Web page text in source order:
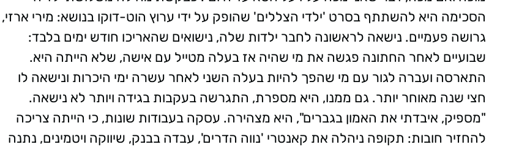
הסכימה היא להשתתף בסרט 'ילדי הצללים' שהופק על ידי ערוץ הוט-דוקו בנושא: מירי ארזי,
גרושה פעמיים. נישאה לראשונה לחבר ילדות שלה, נישואים שהאריכו חודש ימים בלבד:
שבועיים לאחר החתונה פגשה את מי שהיה אז בעלה מטייל עם אישה, שלא הייתה היא.
התארסה ועברה לגור עם מי שהפך להיות בעלה השני לאחר עשרה ימי היכרות ונישאה לו
חצי שנה מאוחר יותר. גם ממנו, היא מספרת, התגרשה בעקבות בגידה ויותר לא נישאה.
"מספיק, איבדתי את האמון בגברים", היא מצהירה. עסקה בעבודות שונות, כי הייתה צריכה
להחזיר חובות: תקופה ניהלה את קאנטרי 'נווה הדרים', עבדה בבנק, שיווקה ויטמינים, נתנה